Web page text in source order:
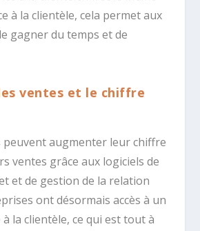
à la clientèle, cela permet aux
gagner du temps et de
ventes et le chiffre
peuvent augmenter leur chiffre
ventes grâce aux logiciels de
et de gestion de la relation
ont désormais accès à un
la clientèle, ce qui est tout à